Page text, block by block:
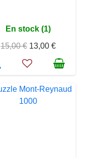
En stock (1)
15,00 € 13,00 €